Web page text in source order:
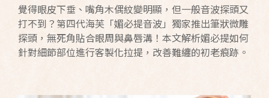
覺得眼皮下垂、嘴角木偶紋變明顯，但一般音波探頭又
打不到？第四代海芙「媚必提音波」獨家推出筆狀微雕
探頭，無死角貼合眼周與鼻唇溝！本文解析媚必提如何
針對細節部位進行客製化拉提，改善難纏的初老痕跡。